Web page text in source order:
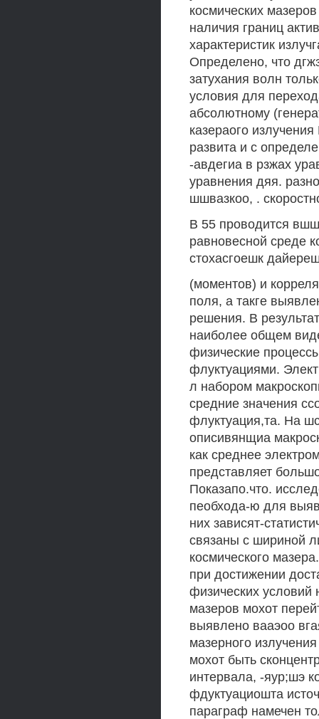
космических
наличия границ
характеристик
Определено, что
затухания волн
условия для
абсолютному
казераого
развита и с
-авдегиа в рзжах
уравнения дяя.
шшвазкоо, .
В 55 проводится
равновесной среде
стохасгоешк
(моментов) и
поля, а такге
решения. В
наиболее общем
физические
флуктуациями.
л набором
средние значения
флуктуация,та. На
описивянщиа
как среднее
представляет
Показапо.что.
пеобхода-ю для
них зависят-
связаны с шириной
космического
при достижении
физических условий
мазеров мохот
выявлено вааэоо
мазерного
мохот быть
интервала, -яур;шэ
фдуктуациошта
параграф намечен